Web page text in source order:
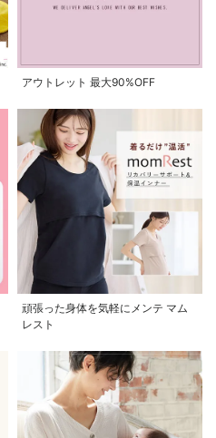
アウトレット 最大90%OFF
頑張った身体を気軽にメンテ マム
レスト